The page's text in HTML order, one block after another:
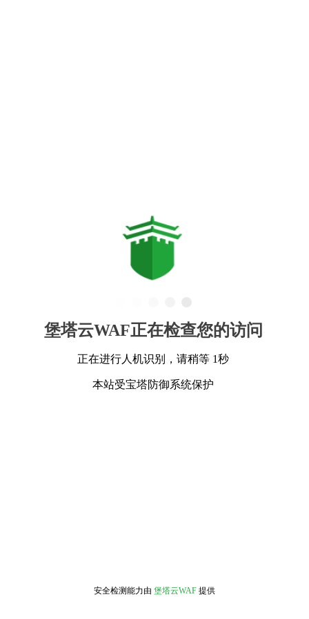
堡塔云WAF正在检查您的访问
正在进行人机识别，请稍等 1秒
本站受宝塔防御系统保护
安全检测能力由 堡塔云WAF 提供